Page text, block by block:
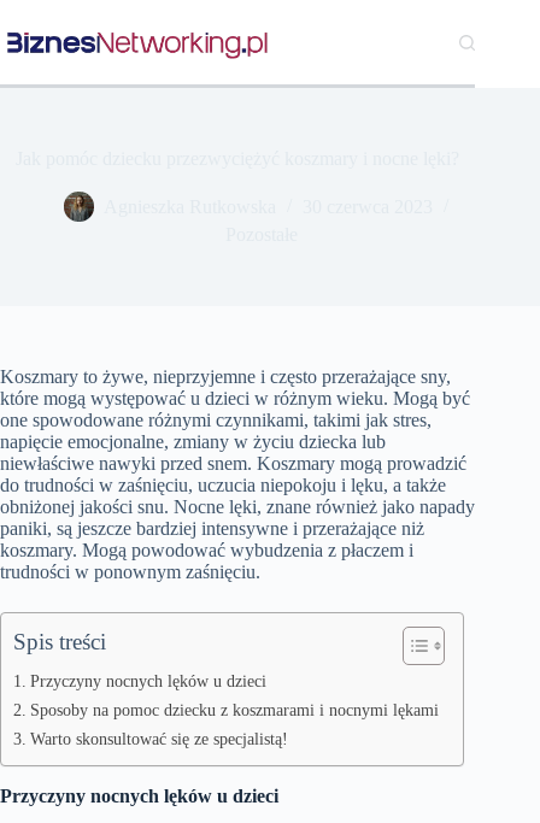
do
treści
Koszmary to żywe, nieprzyjemne i często przerażające sny,
które mogą występować u dzieci w różnym wieku. Mogą być
one spowodowane różnymi czynnikami, takimi jak stres,
napięcie emocjonalne, zmiany w życiu dziecka lub
niewłaściwe nawyki przed snem. Koszmary mogą prowadzić
do trudności w zaśnięciu, uczucia niepokoju i lęku, a także
obniżonej jakości snu. Nocne lęki, znane również jako napady
paniki, są jeszcze bardziej intensywne i przerażające niż
koszmary. Mogą powodować wybudzenia z płaczem i
trudności w ponownym zaśnięciu.
Spis treści
Przyczyny nocnych lęków u dzieci
Sposoby na pomoc dziecku z koszmarami i nocnymi lękami
Warto skonsultować się ze specjalistą!
Przyczyny nocnych lęków u dzieci